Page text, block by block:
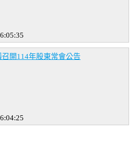
開114年股東常會公告